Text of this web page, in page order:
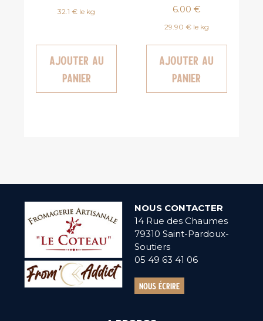
32.1 € le kg
Ajouter au
panier
6.00 €
29.90 € le kg
Ajouter au
panier
NOUS CONTACTER
14 Rue des Chaumes
79310 Saint-Pardoux-
Soutiers
05 49 63 41 06
Nous écrire